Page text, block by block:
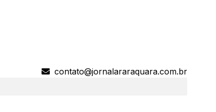
contato@jornalararaquara.com.br